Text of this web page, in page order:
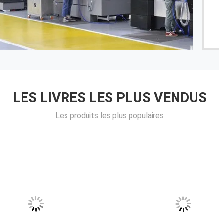
des petits détails que nous avons demandésUn bon
produit. Bjorn Steinar Blumenstein est un homme de
bien. Concepteur de produit chez Plasplan
------ Plasplan
LES LIVRES LES PLUS VENDUS
Les produits les plus populaires